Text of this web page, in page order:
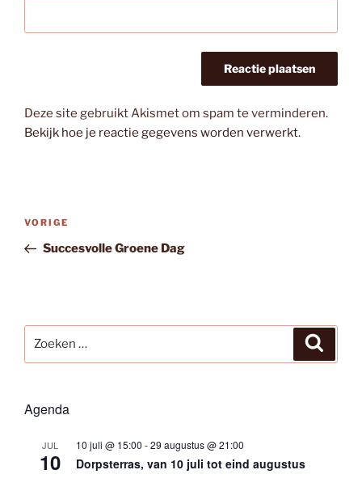
Deze site gebruikt Akismet om spam te verminderen.
Bekijk hoe je reactie gegevens worden verwerkt.
Bericht
Vorig
bericht
VORIGE
Succesvolle Groene Dag
naar:
Agenda
JUL
10
10 juli @ 15:00 -29 augustus @ 21:00
Dorpsterras, van 10 juli tot eind augustus